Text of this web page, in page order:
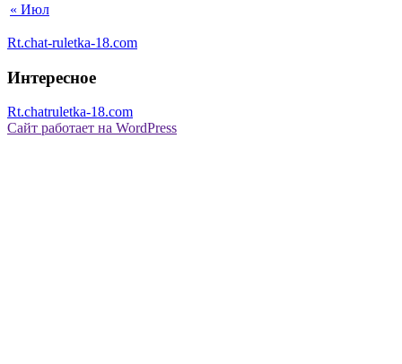
« Июл
Rt.chat-ruletka-18.com
Интересное
Rt.chatruletka-18.com
Сайт работает на WordPress